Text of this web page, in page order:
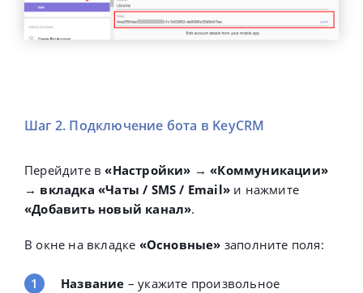
Шаг 2. Подключение бота в KeyCRM
Перейдите в«Настройки» → «Коммуникации»
→ вкладка «Чаты / SMS / Email» и нажмите
«Добавить новый канал».
В окне на вкладке «Основные» заполните поля:
Название – укажите произвольное